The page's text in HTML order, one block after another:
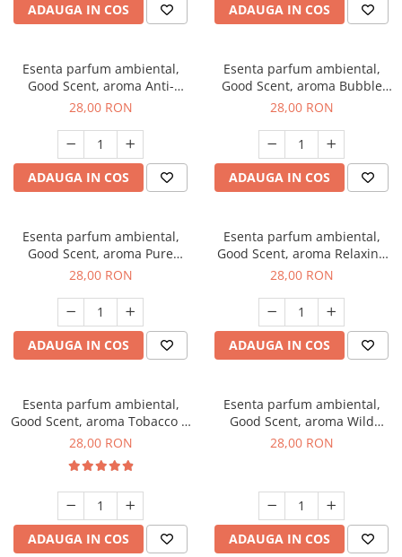
ADAUGA IN COS ADAUGA IN COS
Esenta parfum ambiental,
Good Scent, aroma Anti-
Tobacco, 20 g
28,00 RON
ADAUGA IN COS
Esenta parfum ambiental,
Good Scent, aroma Bubble
Gum, 20 g
28,00 RON
ADAUGA IN COS
Esenta parfum ambiental,
Good Scent, aroma Pure
White Musc, 20 g
28,00 RON
ADAUGA IN COS
Esenta parfum ambiental,
Good Scent, aroma Relaxing
Lavender, 20 g
28,00 RON
ADAUGA IN COS
Esenta parfum ambiental,
Good Scent, aroma Tobacco &
Vanilla, 20 g
28,00 RON
ADAUGA IN COS
Esenta parfum ambiental,
Good Scent, aroma Wild
Sailor, 20 g
28,00 RON
ADAUGA IN COS